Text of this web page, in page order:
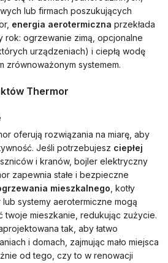
lub firmach poszukujących
energia aerotermiczna przekłada
rok: ogrzewanie zimą, opcjonalne
urządzeniach) i ciepłą wodę
zrównoważonym systemem.
Thermor
oferują rozwiązania na miarę, aby
Jeśli potrzebujesz ciepłej
i kranów, bojler elektryczny
zapewnia stałe i bezpieczne
mieszkalnego , kotły
systemy aerotermiczne mogą
twoje mieszkanie, redukując zużycie.
tak, aby łatwo
i domach, zajmując mało miejsca
od tego, czy to w renowacji